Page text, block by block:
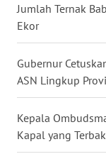
Jumlah Ternak
Ekor
Gubernur
ASN Lingkup
Kepala
Kapal yang
WN
WN
BALI
WN